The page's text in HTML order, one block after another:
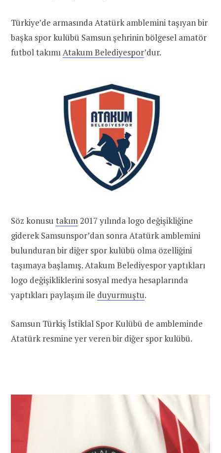
Türkiye’de armasında Atatürk amblemini taşıyan bir
başka spor kulübü Samsun şehrinin bölgesel amatör
futbol takımı Atakum Belediyespor’dur.
Söz konusu takım 2017 yılında logo değişikliğine
giderek Samsunspor’dan sonra Atatürk amblemini
bulunduran bir diğer spor kulübü olma özelliğini
taşımaya başlamış. Atakum Belediyespor yaptıkları
logo değişikliklerini sosyal medya hesaplarında
yaptıkları paylaşım ile duyurmuştu.
Samsun Türkiş İstiklal Spor Kulübü de ambleminde
Atatürk resmine yer veren bir diğer spor kulübü.